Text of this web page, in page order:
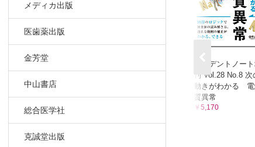
メディカ出版
医歯薬出版
金芳堂
中山書店
総合医学社
克誠堂出版
レジデントノー
刊 Vol.28 No.8 次
動きがわかる
質異常
￥5,170